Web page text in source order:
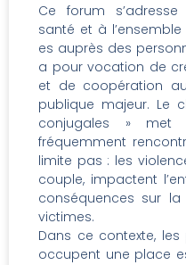
Ce forum
santé et à
es auprès des
a pour vocation de
et de coopération
publique majeur. Le
conjugales » met
fréquemment
limite pas : les
couple, impactent
conséquences sur
victimes.
Dans ce contexte,
occupent une place